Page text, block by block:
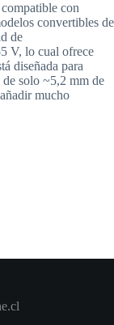
con
convertibles de
de
V, lo cual ofrece
diseñada para
de solo ~5,2 mm de
mucho